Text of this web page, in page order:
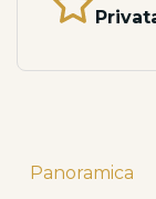
Panoramica